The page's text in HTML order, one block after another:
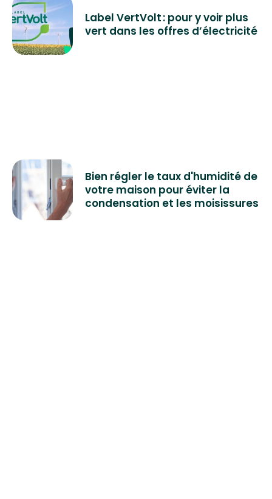
Label VertVolt : pour y voir plus
vert dans les offres d’électricité
Bien régler le taux d'humidité de
votre maison pour éviter la
condensation et les moisissures